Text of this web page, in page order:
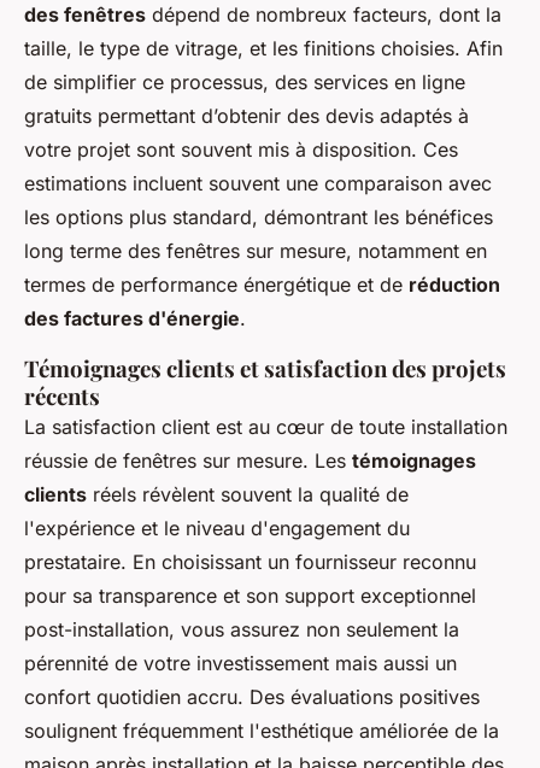
des fenêtres dépend de nombreux facteurs, dont la
taille, le type de vitrage, et les finitions choisies. Afin
de simplifier ce processus, des services en ligne
gratuits permettant d’obtenir des devis adaptés à
votre projet sont souvent mis à disposition. Ces
estimations incluent souvent une comparaison avec
les options plus standard, démontrant les bénéfices
long terme des fenêtres sur mesure, notamment en
termes de performance énergétique et de réduction
des factures d'énergie.
Témoignages clients et satisfaction des projets
récents
La satisfaction client est au cœur de toute installation
réussie de fenêtres sur mesure. Les témoignages
clients réels révèlent souvent la qualité de
l'expérience et le niveau d'engagement du
prestataire. En choisissant un fournisseur reconnu
pour sa transparence et son support exceptionnel
post-installation, vous assurez non seulement la
pérennité de votre investissement mais aussi un
confort quotidien accru. Des évaluations positives
soulignent fréquemment l'esthétique améliorée de la